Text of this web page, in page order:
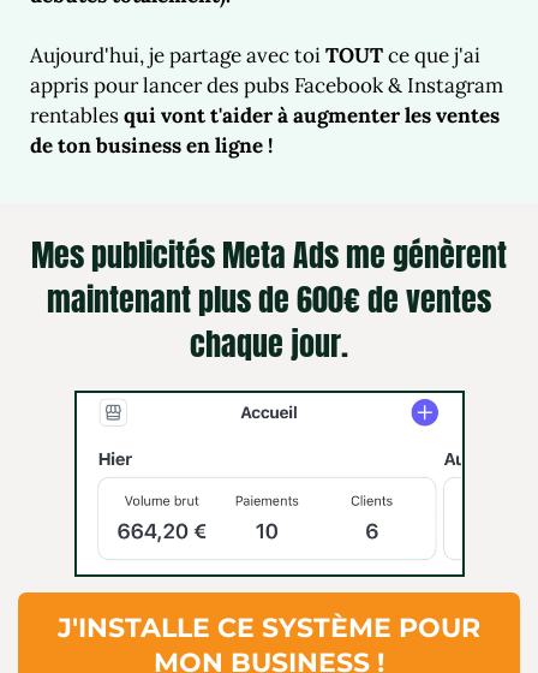
Aujourd'hui, je partage avec toiTOUTce que j'ai
appris pour lancer des pubs Facebook & Instagram
rentablesqui vont t'aider à augmenter les ventes
de ton business en ligne !
Mes publicités Meta Ads me génèrent
maintenant plus de 600€ de ventes
chaque jour.
J'INSTALLE CE SYSTÈME POUR
MON BUSINESS !